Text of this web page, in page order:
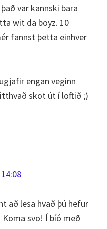
var kannski bara
wit da boyz. 10
fannst þetta einhver
engan veginn
skot út í loftið ;)
að lesa hvað þú hefur
svo! Í bíó með